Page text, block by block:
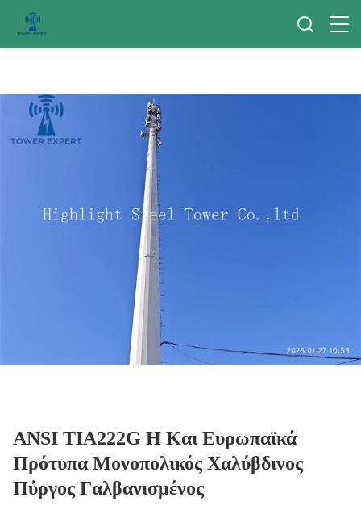
ANSI TIA222G H Και Ευρωπαϊκά
Πρότυπα Μονοπολικός Χαλύβδινος
Πύργος Γαλβανισμένος